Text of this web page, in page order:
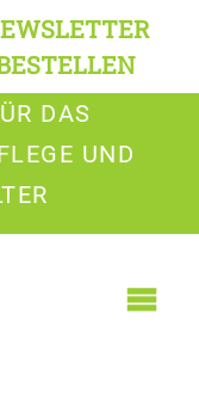
DAS
UND